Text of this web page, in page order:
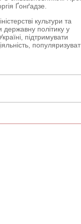
Ґонґадзе.
культури та
державну політику у
підтримувати